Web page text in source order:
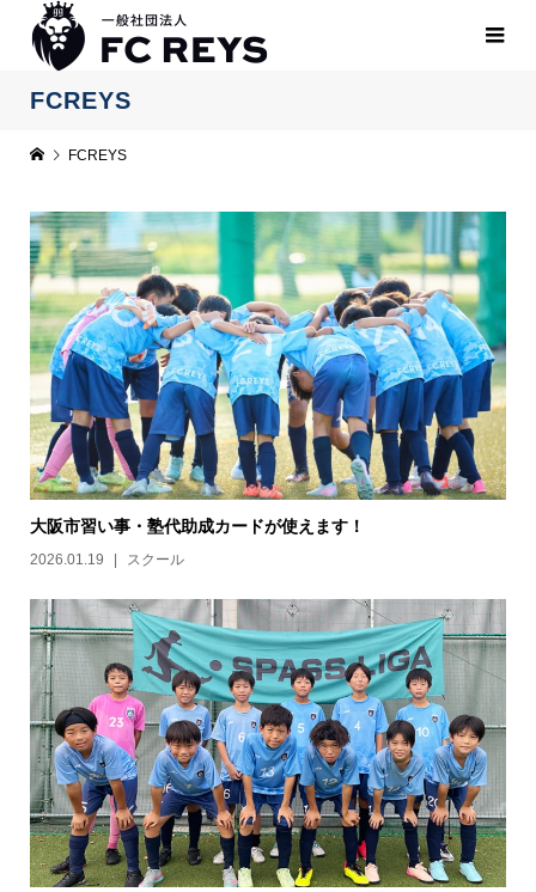
FCREYS
FCREYS
大阪市習い事・塾代助成カードが使えます！
2026.01.19 スクール